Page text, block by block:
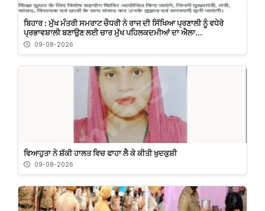
ਬਿਹਾਰ : ਮੁੱਖ ਮੰਤਰੀ ਸਮਰਾਟ ਚੌਧਰੀ ਨੇ ਰਾਜ ਦੀ ਸਿੱਖਿਆ ਪ੍ਰਣਾਲੀ ਨੂੰ ਵਧੇਰੇ
ਪ੍ਰਭਾਵਸ਼ਾਲੀ ਬਣਾਉਣ ਲਈ ਚਾਰ ਮੁੱਖ ਪਹਿਲਕਦਮੀਆਂ ਦਾ ਐਲਾ...
09-08-2026
ਵਿਆਹੁਤਾ ਨੇ ਸ਼ੱਕੀ ਹਾਲਤ ਵਿਚ ਫਾਹਾ ਲੈ ਕੇ ਕੀਤੀ ਖੁਦਕੁਸ਼ੀ
09-08-2026